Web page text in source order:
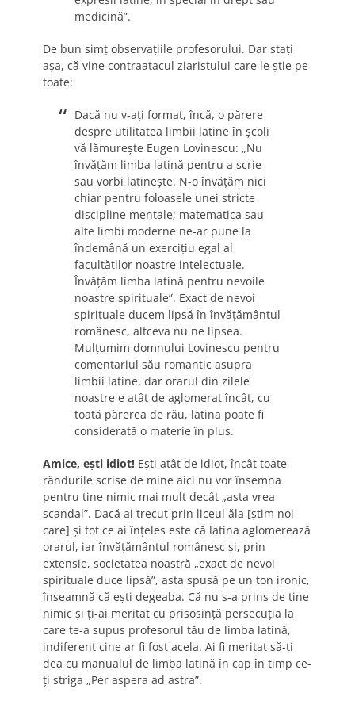
medicină”.
De bun simţ observaţiile profesorului. Dar staţi
aşa, că vine contraatacul ziaristului care le ştie pe
toate:
Dacă nu v-aţi format, încă, o părere
despre utilitatea limbii latine în şcoli
vă lămureşte Eugen Lovinescu: „Nu
învăţăm limba latină pentru a scrie
sau vorbi latineşte. N-o învăţăm nici
chiar pentru foloasele unei stricte
discipline mentale; matematica sau
alte limbi moderne ne-ar pune la
îndemână un exerciţiu egal al
facultăţilor noastre intelectuale.
Învăţăm limba latină pentru nevoile
noastre spirituale”. Exact de nevoi
spirituale ducem lipsă în învăţământul
românesc, altceva nu ne lipsea.
Mulţumim domnului Lovinescu pentru
comentariul său romantic asupra
limbii latine, dar orarul din zilele
noastre e atât de aglomerat încât, cu
toată părerea de rău, latina poate fi
considerată o materie în plus.
Amice, eşti idiot! Eşti atât de idiot, încât toate
rândurile scrise de mine aici nu vor însemna
pentru tine nimic mai mult decât „asta vrea
scandal”. Dacă ai trecut prin liceul ăla [ştim noi
care] şi tot ce ai înţeles este că latina aglomerează
orarul, iar învăţământul românesc şi, prin
extensie, societatea noastră „exact de nevoi
spirituale duce lipsă”, asta spusă pe un ton ironic,
înseamnă că eşti degeaba. Că nu s-a prins de tine
nimic şi ţi-ai meritat cu prisosinţă persecuţia la
care te-a supus profesorul tău de limba latină,
indiferent cine ar fi fost acela. Ai fi meritat să-ţi
dea cu manualul de limba latină în cap în timp ce-
ţi striga „Per aspera ad astra”.